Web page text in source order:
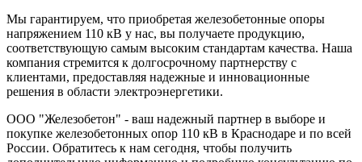
Мы гарантируем, что приобретая железобетонные опоры
напряжением 110 кВ у нас, вы получаете продукцию,
соответствующую самым высоким стандартам качества. Наша
компания стремится к долгосрочному партнерству с
клиентами, предоставляя надежные и инновационные
решения в области электроэнергетики.
ООО "Железобетон" - ваш надежный партнер в выборе и
покупке железобетонных опор 110 кВ в Краснодаре и по всей
России. Обратитесь к нам сегодня, чтобы получить